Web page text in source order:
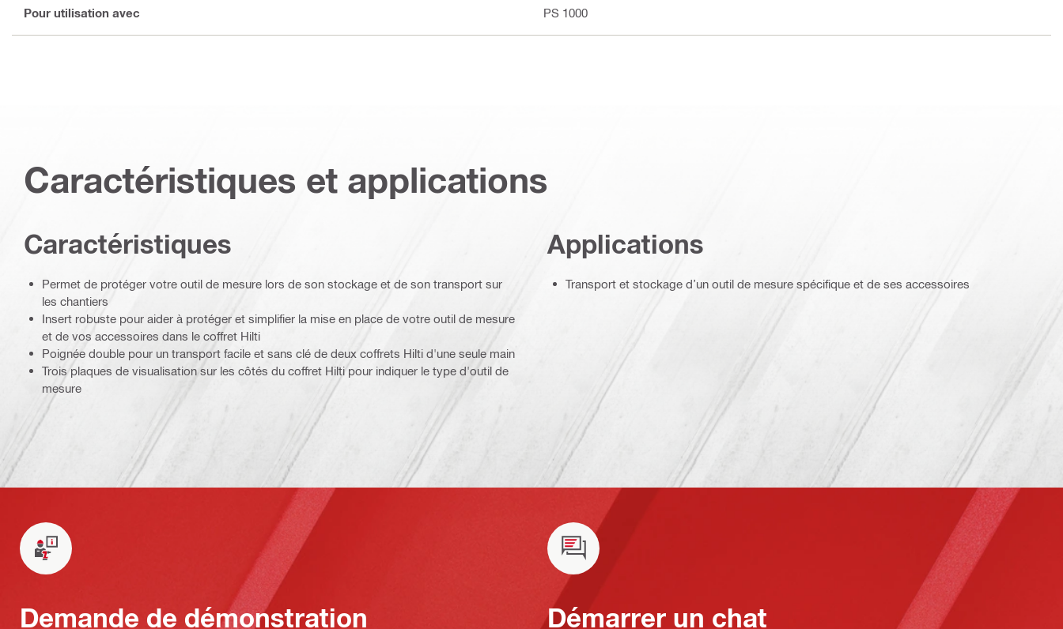
Pour utilisation avec PS 1000
Caractéristiques et applications
Caractéristiques
Permet de protéger votre outil de mesure lors de son stockage et de son transport sur
les chantiers
Insert robuste pour aider à protéger et simplifier la mise en place de votre outil de mesure
et de vos accessoires dans le coffret Hilti
Poignée double pour un transport facile et sans clé de deux coffrets Hilti d'une seule main
Trois plaques de visualisation sur les côtés du coffret Hilti pour indiquer le type d'outil de
mesure
Applications
Transport et stockage d’un outil de mesure spécifique et de ses accessoires
Demande de démonstration Démarrer un chat